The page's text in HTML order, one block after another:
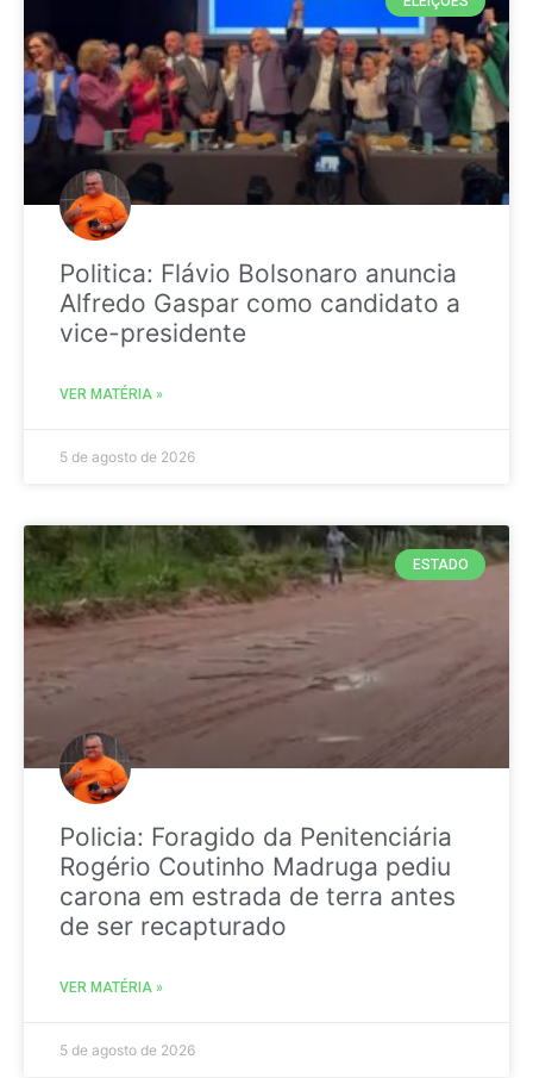
Politica: Flávio Bolsonaro anuncia
Alfredo Gaspar como candidato a
vice-presidente
VER MATÉRIA »
5 de agosto de 2026
ESTADO
Policia: Foragido da Penitenciária
Rogério Coutinho Madruga pediu
carona em estrada de terra antes
de ser recapturado
VER MATÉRIA »
5 de agosto de 2026